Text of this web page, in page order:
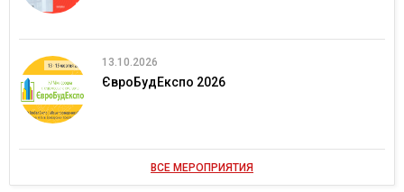
13.10.2026
ЄвроБудЕкспо 2026
ВСЕ МЕРОПРИЯТИЯ